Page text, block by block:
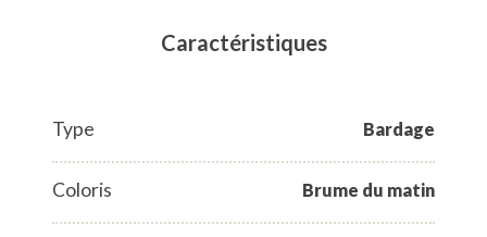
Caractéristiques
Type Bardage
Coloris Brume du matin